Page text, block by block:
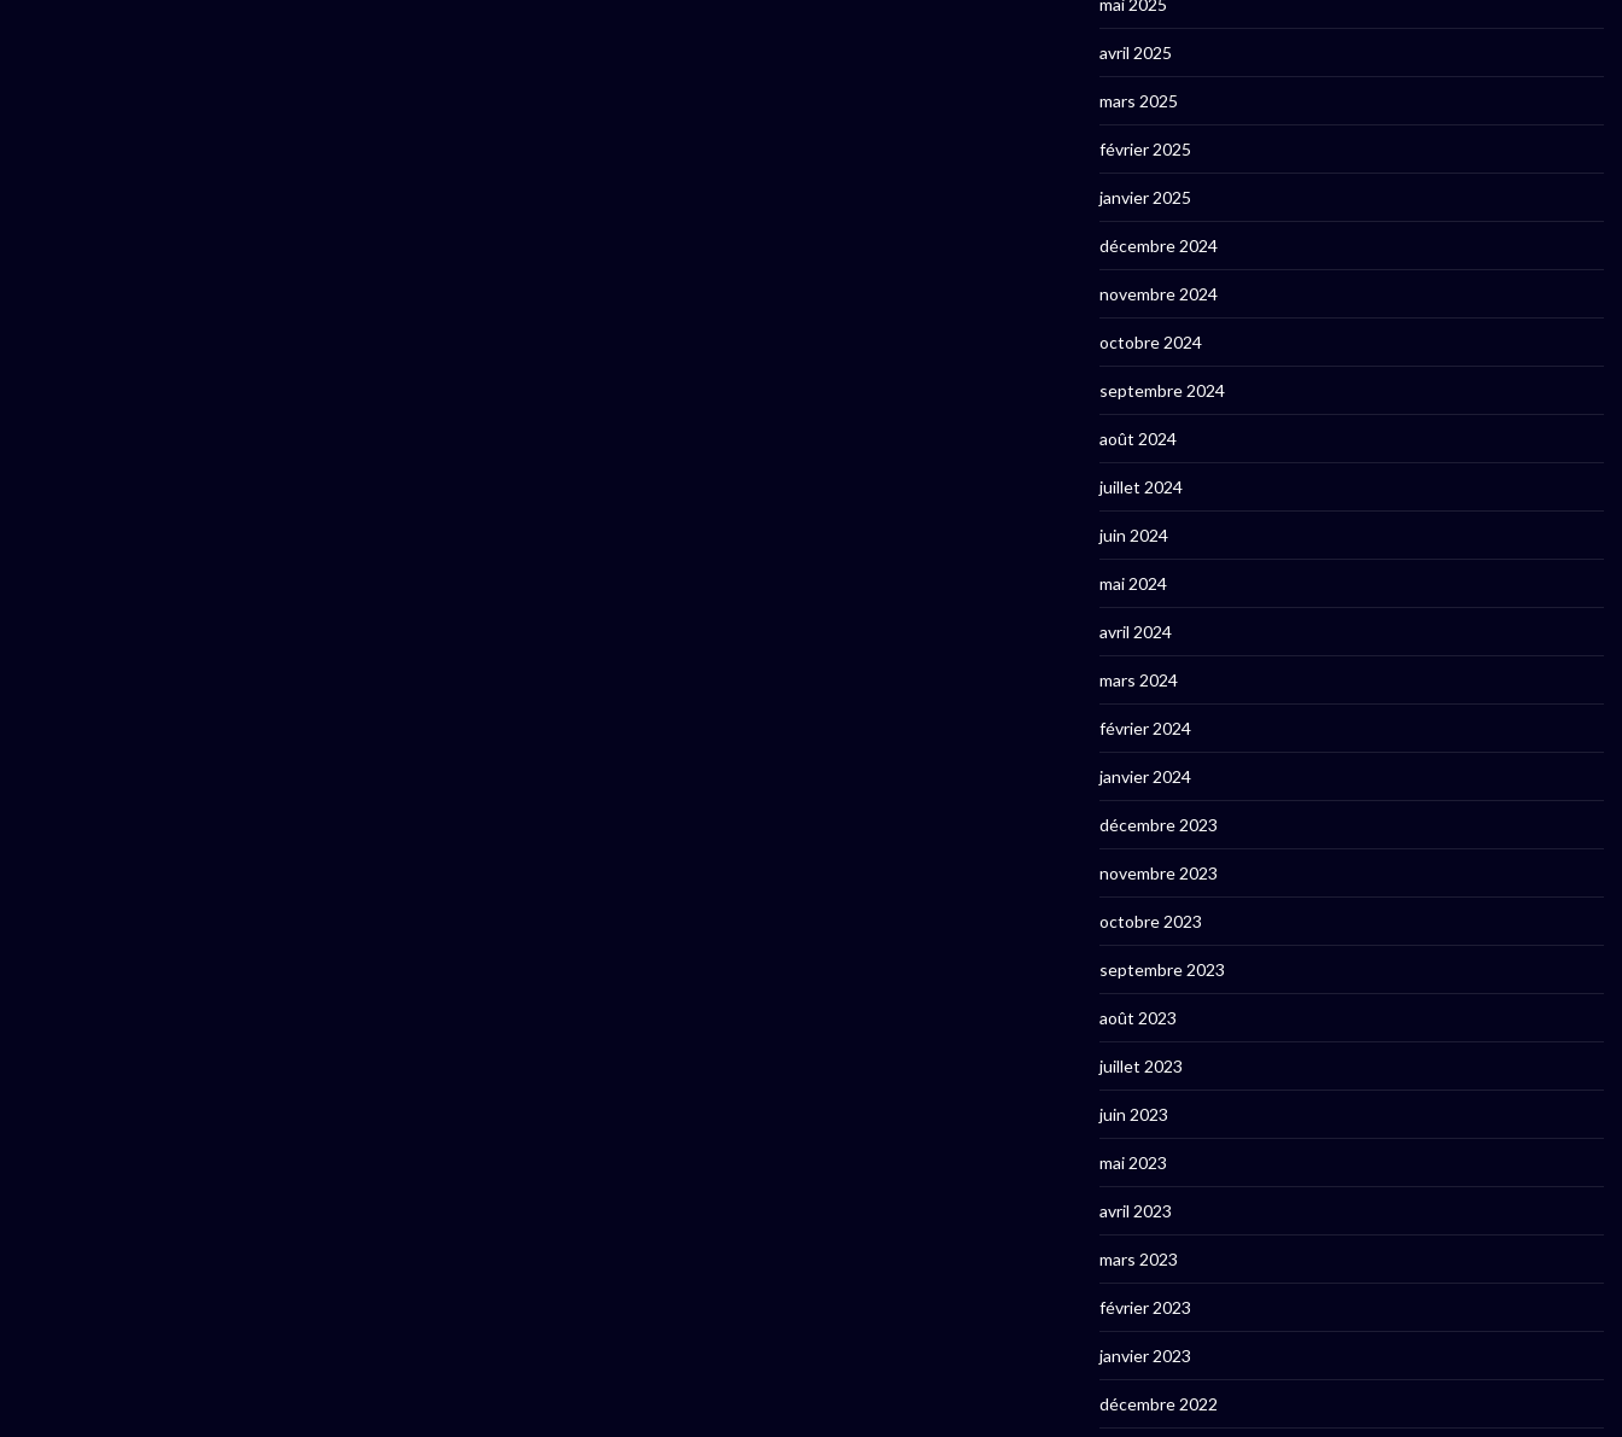
mai 2025
avril 2025
mars 2025
février 2025
janvier 2025
décembre 2024
novembre 2024
octobre 2024
septembre 2024
août 2024
juillet 2024
juin 2024
mai 2024
avril 2024
mars 2024
février 2024
janvier 2024
décembre 2023
novembre 2023
octobre 2023
septembre 2023
août 2023
juillet 2023
juin 2023
mai 2023
avril 2023
mars 2023
février 2023
janvier 2023
décembre 2022